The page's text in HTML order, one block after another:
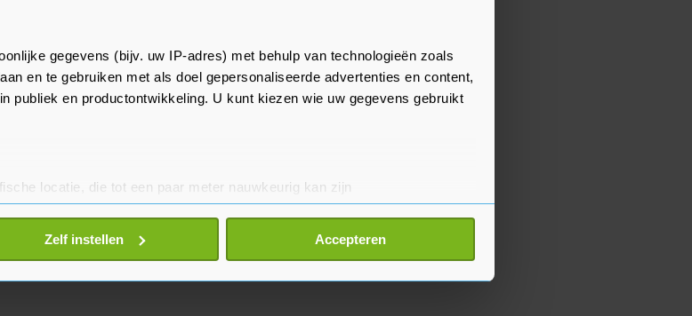
gegevens (bijv. uw IP-adres) met behulp van technologieën zoals
en te gebruiken met als doel gepersonaliseerde advertenties en content,
publiek en productontwikkeling. U kunt kiezen wie uw gegevens gebruikt
locatie, die tot een paar meter nauwkeurig kan zijn
te scannen op specifieke eigenschappen (fingerprinting)
worden verwerkt en stel uw voorkeuren in het
detailgedeelte
Zelf instellen Accepteren